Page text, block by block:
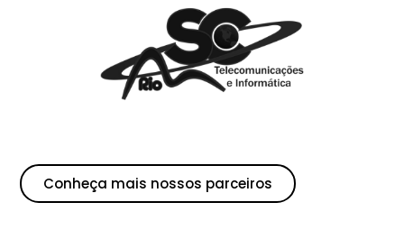
Conheça mais nossos parceiros